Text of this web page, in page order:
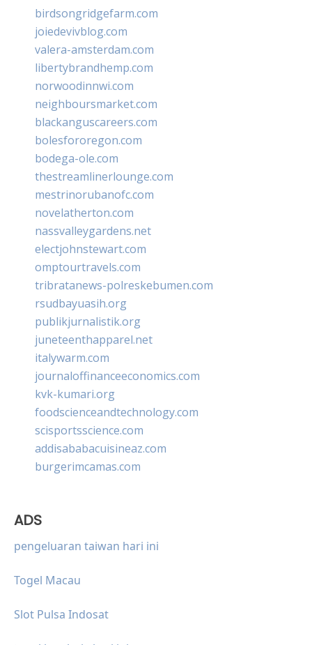
birdsongridgefarm.com
joiedevivblog.com
valera-amsterdam.com
libertybrandhemp.com
norwoodinnwi.com
neighboursmarket.com
blackanguscareers.com
bolesfororegon.com
bodega-ole.com
thestreamlinerlounge.com
mestrinorubanofc.com
novelatherton.com
nassvalleygardens.net
electjohnstewart.com
omptourtravels.com
tribratanews-polreskebumen.com
rsudbayuasih.org
publikjurnalistik.org
juneteenthapparel.net
italywarm.com
journaloffinanceeconomics.com
kvk-kumari.org
foodscienceandtechnology.com
scisportsscience.com
addisababacuisineaz.com
burgerimcamas.com
ADS
pengeluaran taiwan hari ini
Togel Macau
Slot Pulsa Indosat